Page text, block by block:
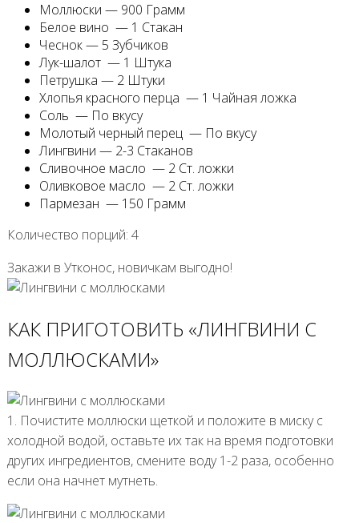
Моллюски — 900 Грамм
Белое вино — 1 Стакан
Чеснок — 5 Зубчиков
Лук-шалот — 1 Штука
Петрушка — 2 Штуки
Хлопья красного перца — 1 Чайная ложка
Соль — По вкусу
Молотый черный перец — По вкусу
Лингвини — 2-3 Стаканов
Сливочное масло — 2 Ст. ложки
Оливковое масло — 2 Ст. ложки
Пармезан — 150 Грамм
Количество порций: 4
Закажи в Утконос, новичкам выгодно!
КАК ПРИГОТОВИТЬ «ЛИНГВИНИ С
МОЛЛЮСКАМИ»
1. Почистите моллюски щеткой и положите в миску с
холодной водой, оставьте их так на время подготовки
других ингредиентов, смените воду 1-2 раза, особенно
если она начнет мутнеть.